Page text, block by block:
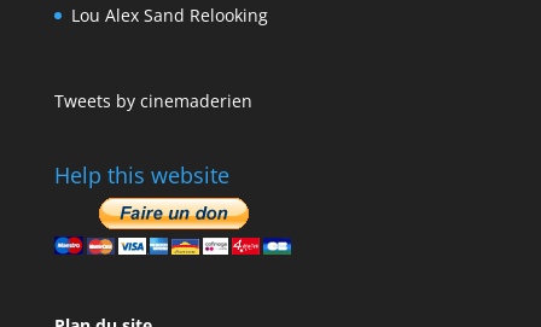
Lou Alex Sand Relooking
Tweets by cinemaderien
Help this website